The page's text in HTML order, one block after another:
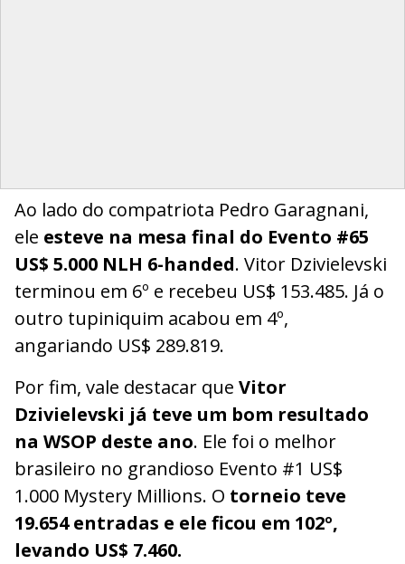
Ao lado do compatriota Pedro Garagnani,
ele esteve na mesa final do Evento #65
US$ 5.000 NLH 6-handed. Vitor Dzivielevski
terminou em 6º e recebeu US$ 153.485. Já o
outro tupiniquim acabou em 4º,
angariando US$ 289.819.
Por fim, vale destacar que Vitor
Dzivielevski já teve um bom resultado
na WSOP deste ano. Ele foi o melhor
brasileiro no grandioso Evento #1 US$
1.000 Mystery Millions. O torneio teve
19.654 entradas e ele ficou em 102º,
levando US$ 7.460.